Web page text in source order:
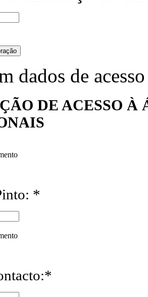
dados de
DE ACESSO À
*